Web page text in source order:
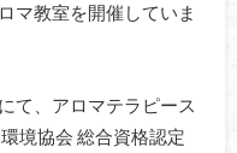
マ教室を開催していま
て、アロマテラピース
境協会 総合資格認定